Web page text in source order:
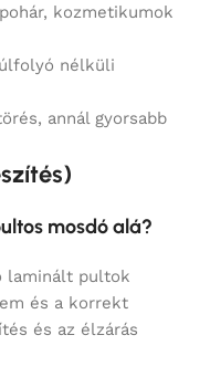
kozmetikumok
nélküli
annál gyorsabb
mosdó alá?
laminált pultok
és a korrekt
és az élzárás